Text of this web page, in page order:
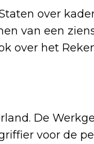
over
van een
over het
De
voor de